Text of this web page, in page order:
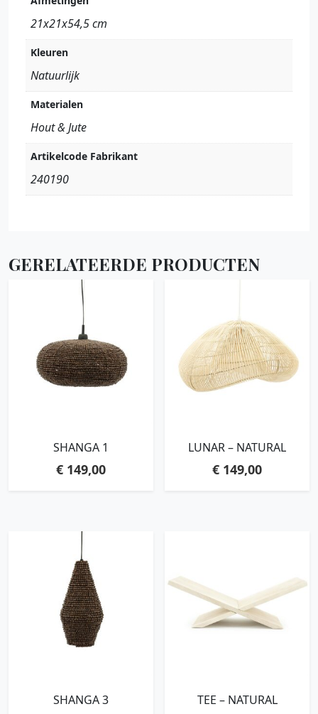
21x21x54,5 cm
Kleuren
Natuurlijk
Materialen
Hout & Jute
Artikelcode Fabrikant
240190
GERELATEERDE PRODUCTEN
SHANGA 1
€149,00
LUNAR – NATURAL
€ 149,00
SHANGA 3 TEE – NATURAL